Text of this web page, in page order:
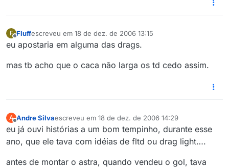
F Fluffescreveu em 18 de dez. de 2006 13:15
última edição por
eu apostaria em alguma das drags.
mas tb acho que o caca não larga os td cedo assim.
A
Offline
Andre Silvaescreveu em 18 de dez. de 2006 14:29
última edição por
eu já ouvi histórias a um bom tempinho, durante esse
ano, que ele tava com idéias de fltd ou drag light….
antes de montar o astra, quando vendeu o gol, tava